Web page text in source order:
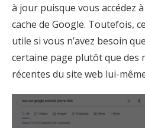
à jour puisque vous accédez
cache de Google. Toutefois,
utile si vous n’avez besoin
certaine page plutôt que des
récentes du site web lui-